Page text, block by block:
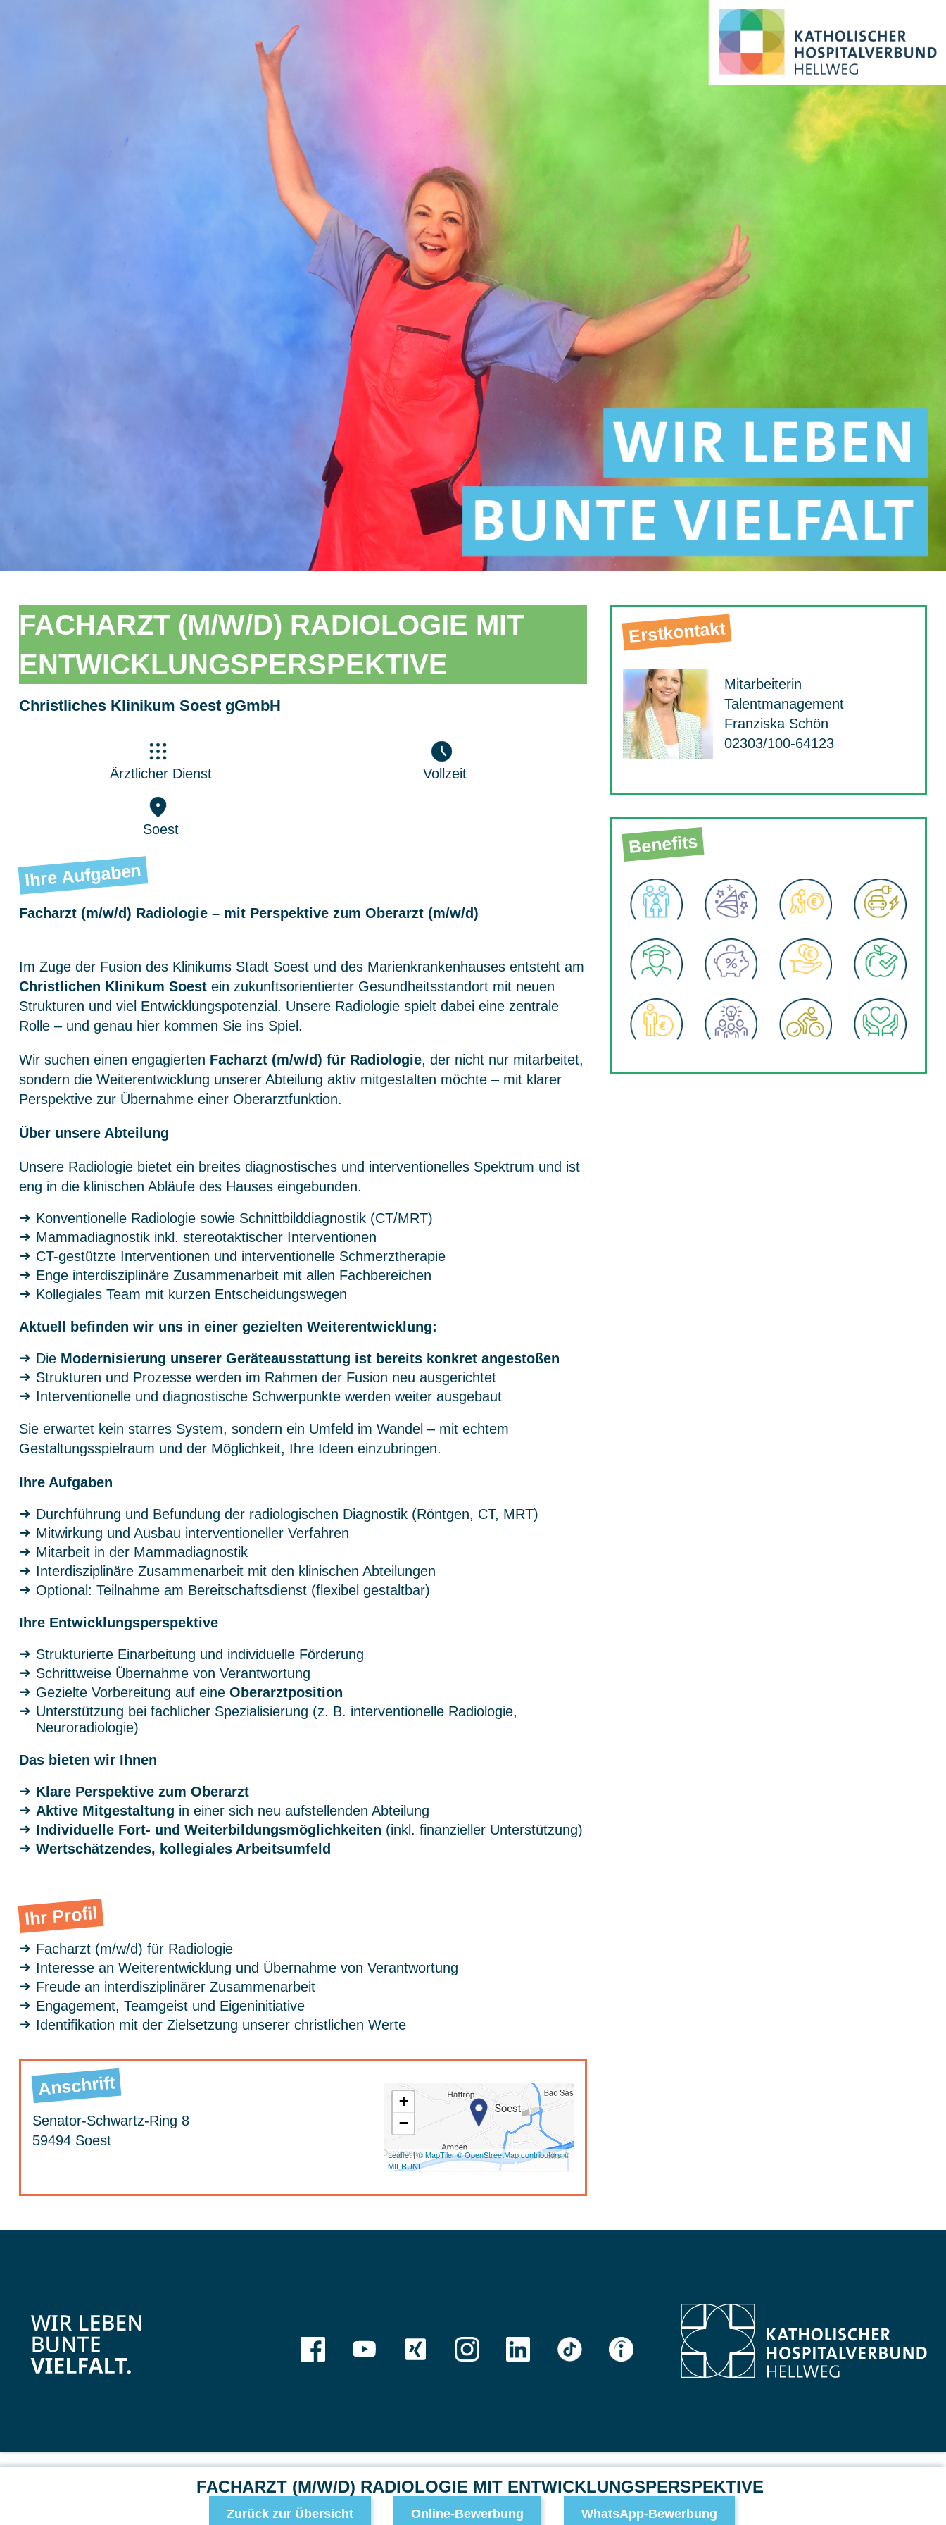
FACHARZT (M/W/D) RADIOLOGIE MIT
ENTWICKLUNGSPERSPEKTIVE
Christliches Klinikum Soest gGmbH
Ärztlicher Dienst Vollzeit
Soest
Ihre Aufgaben
Facharzt (m/w/d) Radiologie – mit Perspektive zum Oberarzt (m/w/d)
Im Zuge der Fusion des Klinikums Stadt Soest und des Marienkrankenhauses entsteht am
Christlichen Klinikum Soestein zukunftsorientierter Gesundheitsstandort mit neuen
Strukturen und viel Entwicklungspotenzial. Unsere Radiologie spielt dabei eine zentrale
Rolle – und genau hier kommen Sie ins Spiel.
Wir suchen einen engagierten Facharzt (m/w/d) für Radiologie, der nicht nur mitarbeitet,
sondern die Weiterentwicklung unserer Abteilung aktiv mitgestalten möchte – mit klarer
Perspektive zur Übernahme einer Oberarztfunktion.
Über unsere Abteilung
Unsere Radiologie bietet ein breites diagnostisches und interventionelles Spektrum und ist
eng in die klinischen Abläufe des Hauses eingebunden.
Konventionelle Radiologie sowie Schnittbilddiagnostik (CT/MRT)
Mammadiagnostik inkl. stereotaktischer Interventionen
CT-gestützte Interventionen und interventionelle Schmerztherapie
Enge interdisziplinäre Zusammenarbeit mit allen Fachbereichen
Kollegiales Team mit kurzen Entscheidungswegen
Aktuell befinden wir uns in einer gezielten Weiterentwicklung:
Die Modernisierung unserer Geräteausstattung ist bereits konkret angestoßen
Strukturen und Prozesse werden im Rahmen der Fusion neu ausgerichtet
Interventionelle und diagnostische Schwerpunkte werden weiter ausgebaut
Sie erwartet kein starres System, sondern ein Umfeld im Wandel – mit echtem
Gestaltungsspielraum und der Möglichkeit, Ihre Ideen einzubringen.
Ihre Aufgaben
Durchführung und Befundung der radiologischen Diagnostik (Röntgen, CT, MRT)
Mitwirkung und Ausbau interventioneller Verfahren
Mitarbeit in der Mammadiagnostik
Interdisziplinäre Zusammenarbeit mit den klinischen Abteilungen
Optional: Teilnahme am Bereitschaftsdienst (flexibel gestaltbar)
Ihre Entwicklungsperspektive
Strukturierte Einarbeitung und individuelle Förderung
Schrittweise Übernahme von Verantwortung
Gezielte Vorbereitung auf eine Oberarztposition
Unterstützung bei fachlicher Spezialisierung (z. B. interventionelle Radiologie,
Neuroradiologie)
Das bieten wir Ihnen
Klare Perspektive zum Oberarzt
Aktive Mitgestaltung in einer sich neu aufstellenden Abteilung
Individuelle Fort- und Weiterbildungsmöglichkeiten (inkl. finanzieller Unterstützung)
Wertschätzendes, kollegiales Arbeitsumfeld
Ihr Profil
Facharzt (m/w/d) für Radiologie
Interesse an Weiterentwicklung und Übernahme von Verantwortung
Freude an interdisziplinärer Zusammenarbeit
Engagement, Teamgeist und Eigeninitiative
Identifikation mit der Zielsetzung unserer christlichen Werte
Anschrift
Senator-Schwartz-Ring 8
59494 Soest
Erstkontakt
Mitarbeiterin
Talentmanagement
Franziska Schön
02303/100-64123
Benefits
FACHARZT (M/W/D) RADIOLOGIE MIT ENTWICKLUNGSPERSPEKTIVE
Zurück zur Übersicht Online-Bewerbung WhatsApp-Bewerbung